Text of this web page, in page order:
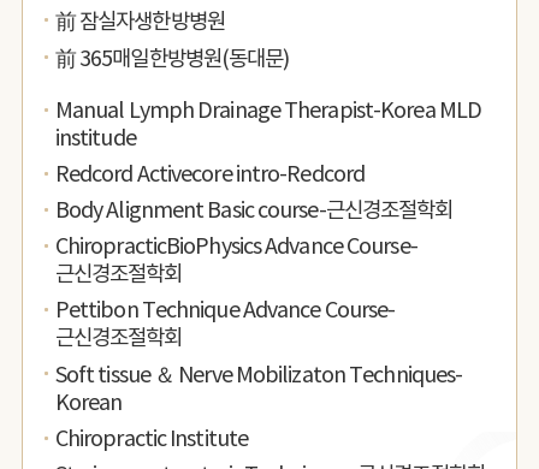
前 잠실자생한방병원
前 365매일한방병원(동대문)
Manual Lymph Drainage Therapist-Korea MLD
institude
Redcord Activecore intro-Redcord
Body Alignment Basic course-근신경조절학회
ChiropracticBioPhysics Advance Course-
근신경조절학회
Pettibon Technique Advance Course-
근신경조절학회
Soft tissue ＆ Nerve Mobilizaton Techniques-
Korean
Chiropractic Institute